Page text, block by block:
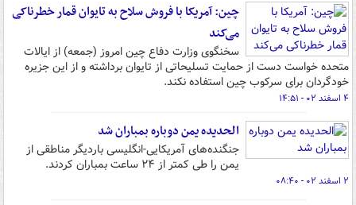
چین: آمریکا با فروش سلاح به تایوان قمار خطرناکی
می‌کند
سخنگوی وزارت دفاع چین امروز (جمعه) از ایالات
متحده خواست دست از حمایت تسلیحاتی از تایوان برداشته و از این جزیره
خودگردان برای سرکوب چین استفاده نکند.
۴ اسفند ۰۲ - ۱۴:۵۱
الحدیده یمن دوباره بمباران شد
جنگنده‌های آمریکایی-انگلیسی باردیگر مناطقی از
یمن را طی کمتر از ۲۴ ساعت بمباران کردند.
۲ اسفند ۰۲ - ۰۸:۴۰